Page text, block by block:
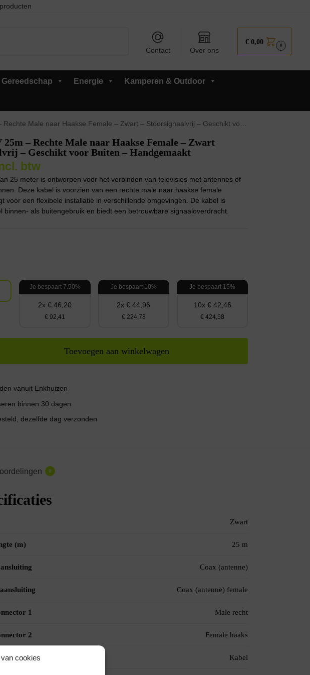
cookies
Contact Over ons
€ 0,00 0
Gereedschap Energie Kamperen & Outdoor
Male naar Haakse Female – Zwart – Stoorsignaalvrij – Geschikt voor Buiten – Handgemaakt
25m – Rechte Male naar Haakse Female – Zwart
– Geschikt voor Buiten – Handgemaakt
btw
25 meter is ontworpen voor het verbinden van televisies met antennes of
Deze kabel is voorzien van een rechte male naar haakse female
voor een flexibele installatie in verschillende omgevingen. De kabel is
binnen- als buitengebruik en biedt een betrouwbare signaaloverdracht.
Je bespaart 7.50%
2x € 46,20
€ 92,41
Je bespaart 10%
2x € 44,96
€ 224,78
Je bespaart 15%
10x € 42,46
€ 424,58
Toevoegen aan winkelwagen
vanuit Enkhuizen
binnen 30 dagen
dezelfde dag verzonden
0
Zwart
(m) 25 m
Coax (antenne)
Coax (antenne) female
1 Male recht
2 Female haaks
Kabel